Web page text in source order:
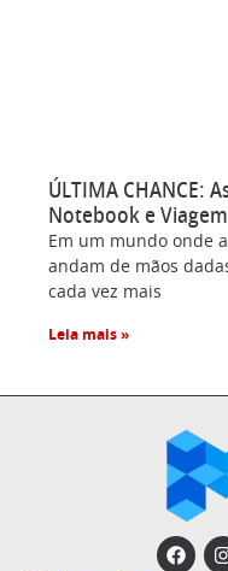
ÚLTIMA CHANCE:
Notebook e
Em um mundo onde
andam de mãos
cada vez mais
Leia mais »